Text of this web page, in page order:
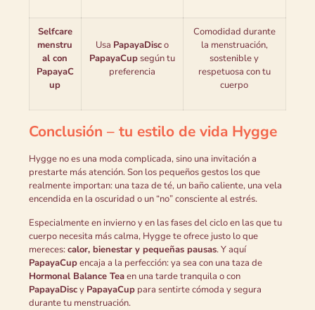
Selfcare
menstru
al con
PapayaC
up
Usa PapayaDisco
PapayaCupsegún tu
preferencia
Comodidad durante
la menstruación,
sostenible y
respetuosa con tu
cuerpo
Conclusión – tu estilo de vida Hygge
Hygge no es una moda complicada, sino una invitación a
prestarte más atención. Son los pequeños gestos los que
realmente importan: una taza de té, un baño caliente, una vela
encendida en la oscuridad o un “no” consciente al estrés.
Especialmente en invierno y en las fases del ciclo en las que tu
cuerpo necesita más calma, Hygge te ofrece justo lo que
mereces:calor, bienestar y pequeñas pausas. Y aquí
PapayaCupencaja a la perfección: ya sea con una taza de
Hormonal Balance Teaen una tarde tranquila o con
PapayaDiscy PapayaCuppara sentirte cómoda y segura
durante tu menstruación.